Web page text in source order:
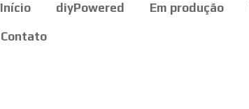
Início diyPowered Em produção
Contato